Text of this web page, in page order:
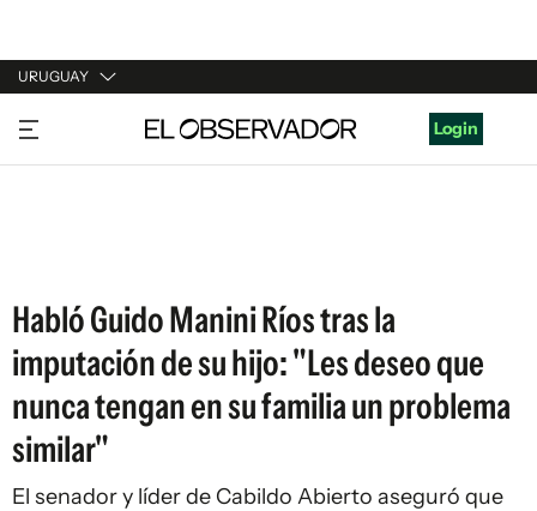
URUGUAY
URUGUAY
ARGENTINA
Login
Habló Guido Manini Ríos tras la
imputación de su hijo: "Les deseo que
nunca tengan en su familia un problema
similar"
El senador y líder de Cabildo Abierto aseguró que